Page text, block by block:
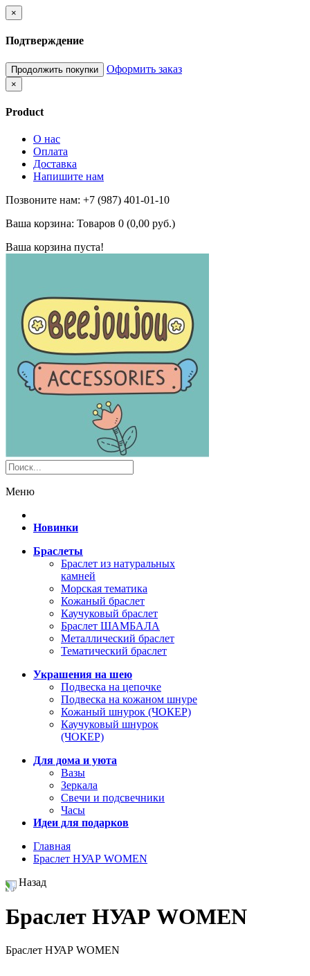
×
Подтверждение
Продолжить покупки Оформить заказ
×
Product
О нас
Оплата
Доставка
Напишите нам
Позвоните нам: +7 (987) 401-01-10
Ваша корзина: Товаров 0 (0,00 руб.)
Ваша корзина пуста!
Меню
Новинки
Браслеты
Браслет из натуральных
камней
Морская тематика
Кожаный браслет
Каучуковый браслет
Браслет ШАМБАЛА
Металлический браслет
Тематический браслет
Украшения на шею
Подвеска на цепочке
Подвеска на кожаном шнуре
Кожаный шнурок (ЧОКЕР)
Каучуковый шнурок
(ЧОКЕР)
Для дома и уюта
Вазы
Зеркала
Свечи и подсвечники
Часы
Идеи для подарков
Главная
Браслет НУАР WOMEN
Назад
Браслет НУАР WOMEN
Браслет НУАР WOMEN